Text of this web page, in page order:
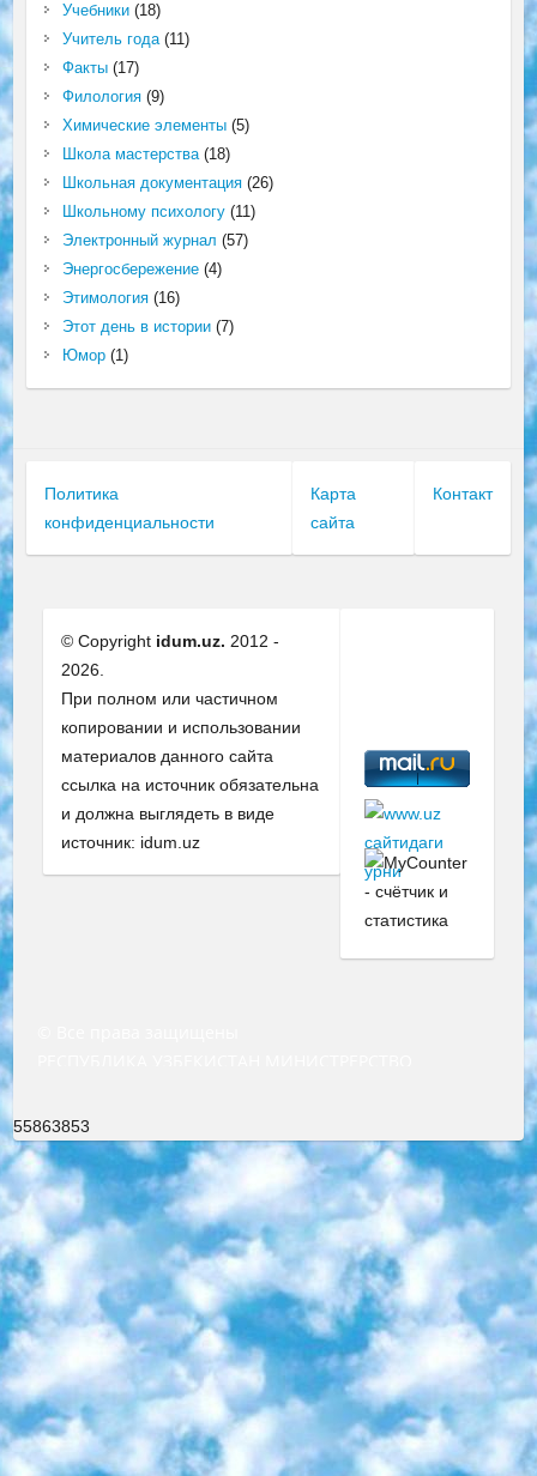
Учебники(18)
Учитель года(11)
Факты(17)
Филология(9)
Химические элементы(5)
Школа мастерства(18)
Школьная документация(26)
Школьному психологу(11)
Электронный журнал (57)
Энергосбережение(4)
Этимология(16)
Этот день в истории(7)
Юмор(1)
Политика
конфиденциальности
Карта
сайта
Контакт
© Copyright idum.uz. 2012 -
2026.
При полном или частичном
копировании и использовании
материалов данного сайта
ссылка на источник обязательна
и должна выглядеть в виде
источник: idum.uz
55863853